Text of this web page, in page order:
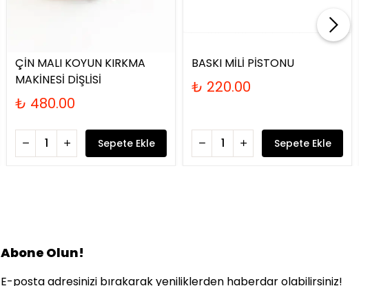
ÇİN MALI KOYUN KIRKMA
MAKİNESİ DİŞLİSİ
₺ 480.00
Sepete Ekle
BASKI MİLİ PİSTONU
₺ 220.00
Sepete Ekle
Abone Olun!
E-posta adresinizi bırakarak yeniliklerden haberdar olabilirsiniz!